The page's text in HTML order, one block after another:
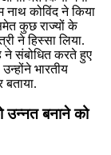
नाथ कोविंद ने किया
कुछ राज्यों के
ने हिस्सा लिया.
ने संबोधित करते हुए
भारतीय
उन्‍नत बनाने को